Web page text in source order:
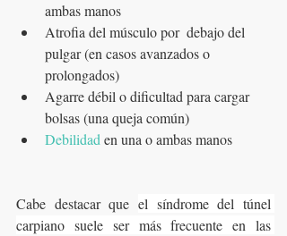
ambas manos
Atrofia del músculo por  debajo del
pulgar (en casos avanzados o
prolongados)
Agarre débil o dificultad para cargar
bolsas (una queja común)
Debilidad en una o ambas manos
Cabe destacar que el síndrome del túnel
carpiano suele ser más frecuente en las